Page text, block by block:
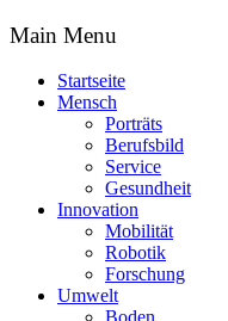
Main Menu
Startseite
Mensch
Porträts
Berufsbild
Service
Gesundheit
Innovation
Mobilität
Robotik
Forschung
Umwelt